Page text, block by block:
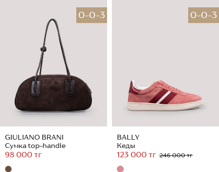
0-0-3
GIULIANO BRANI
Сумка top-handle
98 000 тг
0-0-3
BALLY
Кеды
123 000 тг 246 000 тг